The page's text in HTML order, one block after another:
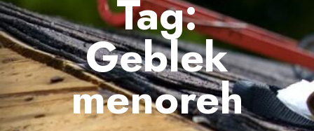
Tag:
Geblek
menoreh